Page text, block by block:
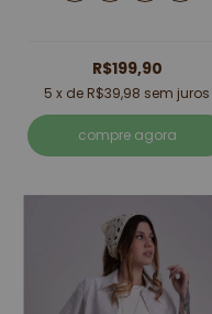
R$199,90
5 x de R$39,98 sem juros
compre agora